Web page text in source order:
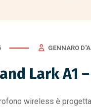
GENNARO
Lark A1
wireless è